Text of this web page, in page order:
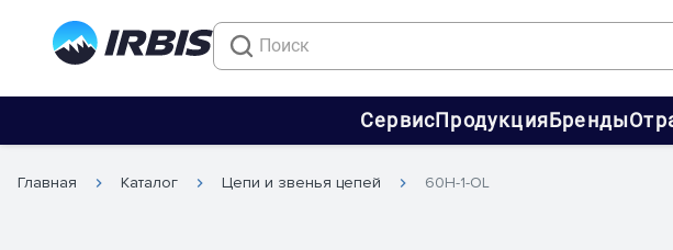
СервисПродукцияБренды
Главная Каталог Цепи и звенья цепей 60H-1-OL